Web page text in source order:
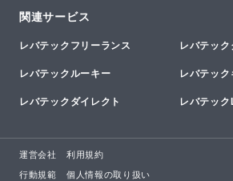
関連サービス
レバテックフリーランス レバテッ
レバテックルーキー レバテッ
レバテックダイレクト レバテッ
運営会社 利用規約
行動規範 個人情報の取り扱い